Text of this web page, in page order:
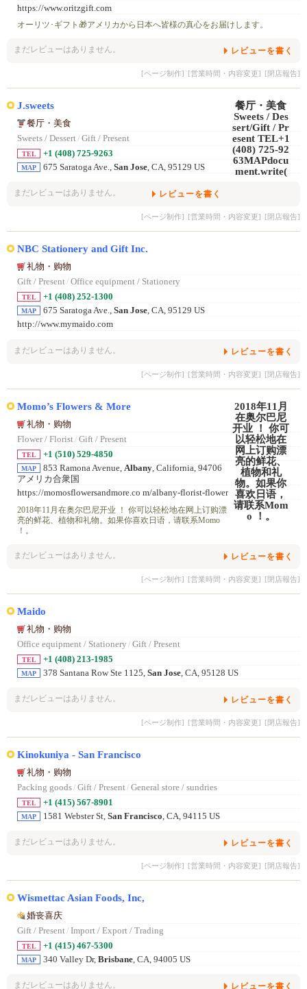
https://www.oritzgift.com
オーリツ･ギフト🎁アメリカから日本へ皆様の真心をお届けします。
まだレビューはありません。 レビューを書く
[ページ制作] [営業時間・内容変更] [閉店報告]
J.sweets
餐厅・美食
Sweets / Dessert/ Gift / Present
TEL +1 (408) 725-9263
MAP 675 Saratoga Ave., San Jose, CA, 95129 US
まだレビューはありません。 レビューを書く
[ページ制作] [営業時間・内容変更] [閉店報告]
NBC Stationery and Gift Inc.
礼物・购物
Gift / Present/ Office equipment / Stationery
TEL +1 (408) 252-1300
MAP 675 Saratoga Ave., San Jose, CA, 95129 US
http://www.mymaido.com
まだレビューはありません。 レビューを書く
[ページ制作] [営業時間・内容変更] [閉店報告]
Momo’s Flowers & More
礼物・购物
Flower / Florist/ Gift / Present
TEL +1 (510) 529-4850
MAP 853 Ramona Avenue, Albany, California, 94706
アメリカ合衆国
https://momosflowersandmore.co m/albany-florist-flower
-delive ry/
2018年11月在奥尔巴尼开业 ！ 你可以轻松地在网上订购漂
亮的鲜花、植物和礼物。如果你喜欢日语，请联系Momo
！。
まだレビューはありません。 レビューを書く
[ページ制作] [営業時間・内容変更] [閉店報告]
Maido
礼物・购物
Office equipment / Stationery / Gift / Present
TEL +1 (408) 213-1985
MAP 378 Santana Row Ste 1125, San Jose , CA, 95128 US
まだレビューはありません。 レビューを書く
[ページ制作] [営業時間・内容変更] [閉店報告]
Kinokuniya - San Francisco
礼物・购物
Packing goods/ Gift / Present / General store / sundries
TEL +1 (415) 567-8901
MAP 1581 Webster St, San Francisco , CA, 94115 US
まだレビューはありません。 レビューを書く
[ページ制作] [営業時間・内容変更] [閉店報告]
Wismettac Asian Foods, Inc,
婚丧喜庆
Gift / Present / Import / Export / Trading
TEL +1 (415) 467-5300
MAP 340 Valley Dr, Brisbane , CA, 94005 US
まだレビューはありません。 レビューを書く